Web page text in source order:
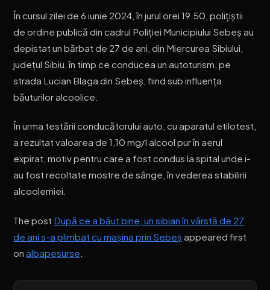
În cursul zilei de 6 iunie 2024, în jurul orei 19.50, polițiștii
de ordine publică din cadrul Poliției Municipiului Sebeș au
depistat un bărbat de 27 de ani, din Miercurea Sibiului,
județul Sibiu, în timp ce conducea un autoturism, pe
strada Lucian Blaga din Sebeș, fiind sub influența
băuturilor alcoolice.
În urma testării conducătorului auto, cu aparatul etilotest,
a rezultat valoarea de 1,10 mg/l alcool pur în aerul
expirat, motiv pentru care a fost condus la spital unde i-
au fost recoltate mostre de sânge, în vederea stabilirii
alcoolemiei.
The post După ce a băut bine, un sibian în vârstă de 27
de ani s-a plimbat cu mașina prin Sebeș appeared first
onalbapesurse